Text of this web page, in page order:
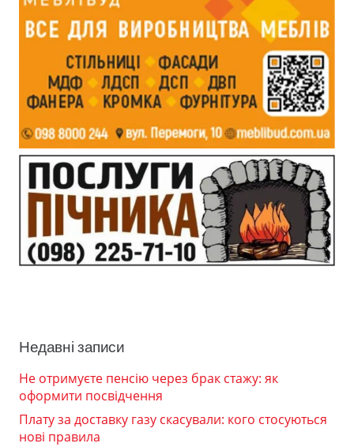
Недавні записи
Не отримуєте пенсію через брак стажу: як
оформити посвідчення
Плату за доставку газу скасували: кого стосуються
нові правила